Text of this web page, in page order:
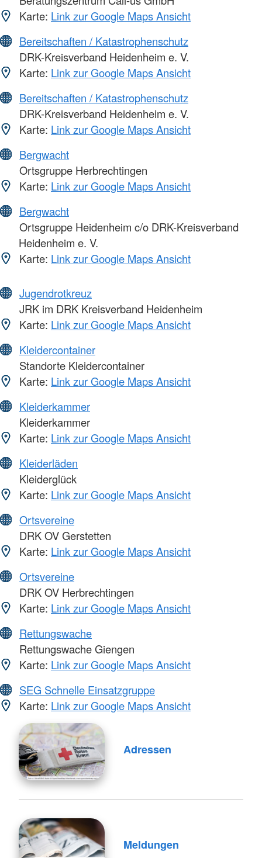
Karte: Link zur Google Maps Ansicht
Bereitschaften / Katastrophenschutz
DRK-Kreisverband Heidenheim e. V.
Karte: Link zur Google Maps Ansicht
Bereitschaften / Katastrophenschutz
DRK-Kreisverband Heidenheim e. V.
Karte: Link zur Google Maps Ansicht
Bergwacht
Ortsgruppe Herbrechtingen
Karte: Link zur Google Maps Ansicht
Bergwacht
Ortsgruppe Heidenheim c/o DRK-Kreisverband
Heidenheim e. V.
Karte: Link zur Google Maps Ansicht
Jugendrotkreuz
JRK im DRK Kreisverband Heidenheim
Karte: Link zur Google Maps Ansicht
Kleidercontainer
Standorte Kleidercontainer
Karte: Link zur Google Maps Ansicht
Kleiderkammer
Kleiderkammer
Karte: Link zur Google Maps Ansicht
Kleiderläden
Kleiderglück
Karte: Link zur Google Maps Ansicht
Ortsvereine
DRK OV Gerstetten
Karte: Link zur Google Maps Ansicht
Ortsvereine
DRK OV Herbrechtingen
Karte: Link zur Google Maps Ansicht
Rettungswache
Rettungswache Giengen
Karte: Link zur Google Maps Ansicht
SEG Schnelle Einsatzgruppe
Karte: Link zur Google Maps Ansicht
Adressen
Meldungen